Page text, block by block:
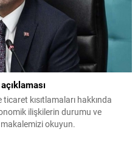
kısıtlamaları hakkında
ilişkilerin durumu ve
okuyun.